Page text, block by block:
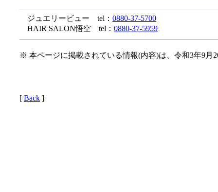
ジュエリービュー tel： 0880-37-5700
HAIR SALON悟空 tel： 0880-37-5959
※ 本ページに掲載されている情報(内容)は、令和3年9月
[ Back ]